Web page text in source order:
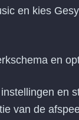
en kies
en
en
van de